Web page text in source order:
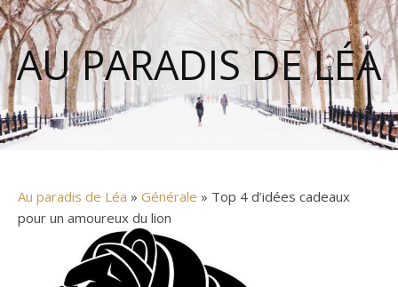
AU PARADIS DE LÉA
Au paradis de Léa » Générale » Top 4 d’idées cadeaux
pour un amoureux du lion